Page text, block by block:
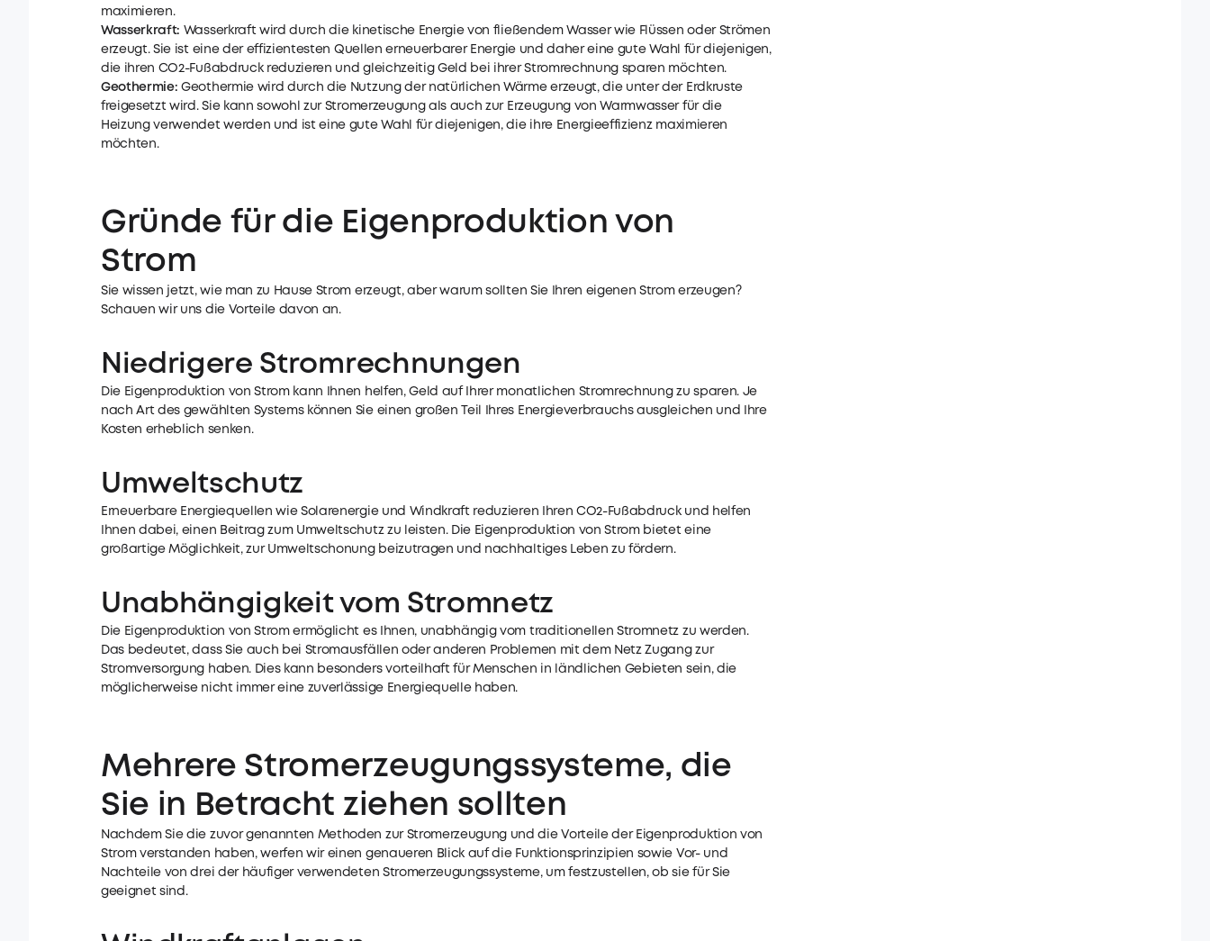
maximieren.
Wasserkraft: Wasserkraft wird durch die kinetische Energie von fließendem Wasser wie Flüssen oder Strömen
erzeugt. Sie ist eine der effizientesten Quellen erneuerbarer Energie und daher eine gute Wahl für diejenigen,
die ihren CO2-Fußabdruck reduzieren und gleichzeitig Geld bei ihrer Stromrechnung sparen möchten.
Geothermie: Geothermie wird durch die Nutzung der natürlichen Wärme erzeugt, die unter der Erdkruste
freigesetzt wird. Sie kann sowohl zur Stromerzeugung als auch zur Erzeugung von Warmwasser für die
Heizung verwendet werden und ist eine gute Wahl für diejenigen, die ihre Energieeffizienz maximieren
möchten.
Gründe für die Eigenproduktion von
Strom
Sie wissen jetzt, wie man zu Hause Strom erzeugt, aber warum sollten Sie Ihren eigenen Strom erzeugen?
Schauen wir uns die Vorteile davon an.
Niedrigere Stromrechnungen
Die Eigenproduktion von Strom kann Ihnen helfen, Geld auf Ihrer monatlichen Stromrechnung zu sparen. Je
nach Art des gewählten Systems können Sie einen großen Teil Ihres Energieverbrauchs ausgleichen und Ihre
Kosten erheblich senken.
Umweltschutz
Erneuerbare Energiequellen wie Solarenergie und Windkraft reduzieren Ihren CO2-Fußabdruck und helfen
Ihnen dabei, einen Beitrag zum Umweltschutz zu leisten. Die Eigenproduktion von Strom bietet eine
großartige Möglichkeit, zur Umweltschonung beizutragen und nachhaltiges Leben zu fördern.
Unabhängigkeit vom Stromnetz
Die Eigenproduktion von Strom ermöglicht es Ihnen, unabhängig vom traditionellen Stromnetz zu werden.
Das bedeutet, dass Sie auch bei Stromausfällen oder anderen Problemen mit dem Netz Zugang zur
Stromversorgung haben. Dies kann besonders vorteilhaft für Menschen in ländlichen Gebieten sein, die
möglicherweise nicht immer eine zuverlässige Energiequelle haben.
Mehrere Stromerzeugungssysteme, die
Sie in Betracht ziehen sollten
Nachdem Sie die zuvor genannten Methoden zur Stromerzeugung und die Vorteile der Eigenproduktion von
Strom verstanden haben, werfen wir einen genaueren Blick auf die Funktionsprinzipien sowie Vor- und
Nachteile von drei der häufiger verwendeten Stromerzeugungssysteme, um festzustellen, ob sie für Sie
geeignet sind.